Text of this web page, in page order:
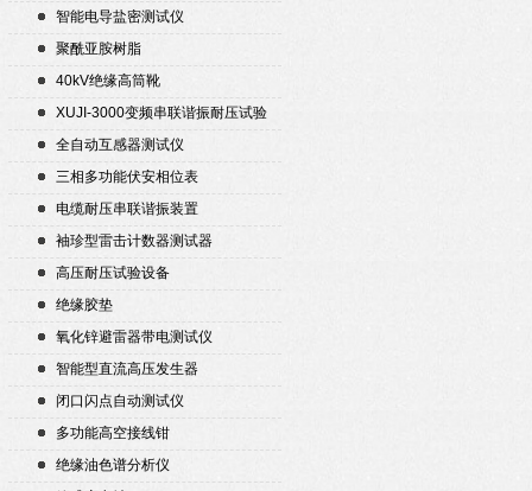
智能电导盐密测试仪
聚酰亚胺树脂
40kV绝缘高筒靴
XUJI-3000变频串联谐振耐压试验
装置
全自动互感器测试仪
三相多功能伏安相位表
电缆耐压串联谐振装置
袖珍型雷击计数器测试器
高压耐压试验设备
绝缘胶垫
氧化锌避雷器带电测试仪
智能型直流高压发生器
闭口闪点自动测试仪
多功能高空接线钳
绝缘油色谱分析仪